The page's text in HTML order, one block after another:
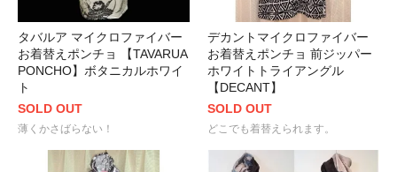
タバルア マイクロファイバー
お着替えポンチョ 【TAVARUA
PONCHO】ボタニカルホワイ
ト
SOLD OUT
薄くかさばらない！
デカントマイクロファイバー
お着替えポンチョ 前ジッパー
ホワイトトライアングル
【DECANT】
SOLD OUT
どこでも着替えられます。